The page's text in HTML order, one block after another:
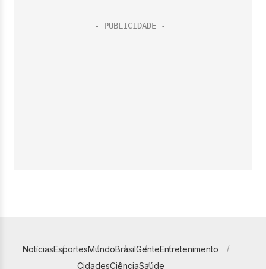
NotíciasEsportesMundoBrasilGenteEntretenimento
CidadesCiênciaSaúde